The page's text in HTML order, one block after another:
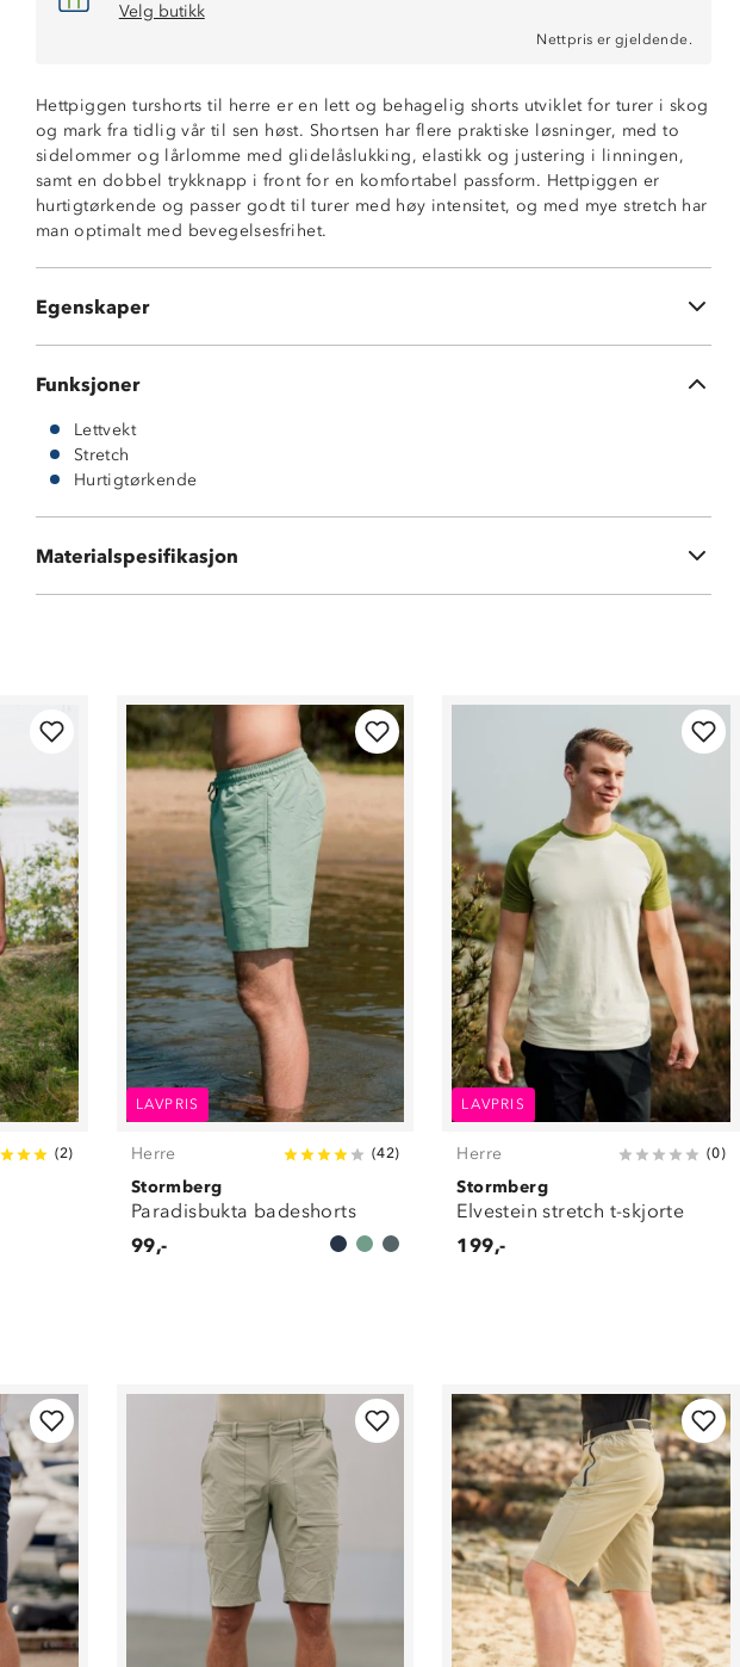
Velg butikk
Nettpris er gjeldende.
Hettpiggen turshorts til herre er en lett og behagelig shorts utviklet for turer i skog
og mark fra tidlig vår til sen høst. Shortsen har flere praktiske løsninger, med to
sidelommer og lårlomme med glidelåslukking, elastikk og justering i linningen,
samt en dobbel trykknapp i front for en komfortabel passform. Hettpiggen er
hurtigtørkende og passer godt til turer med høy intensitet, og med mye stretch har
man optimalt med bevegelsesfrihet.
Egenskaper
4-veisstretch
Hurtigtørkende
Pustende
Vannavstøtende
2 sidelommer med glidelås
1 lårlommer med glidelås
Dobbel trykknapp med borrelås
Funksjoner
Lettvekt
Stretch
Hurtigtørkende
Materialspesifikasjon
92 % nylon 8 % elastan
(2)
LAVPRIS
Herre (42)
Stormberg
Paradisbukta badeshorts
99,-
LAVPRIS
Herre (0)
Stormberg
Elvestein stretch t-skjorte
199,-